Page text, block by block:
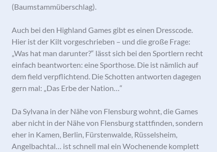
(Baumstammüberschlag).
Auch bei den Highland Games gibt es einen Dresscode.
Hier ist der Kilt vorgeschrieben – und die große Frage:
„Was hat man darunter?“ lässt sich bei den Sportlern recht
einfach beantworten: eine Sporthose. Die ist nämlich auf
dem field verpflichtend. Die Schotten antworten dagegen
gern mal: „Das Erbe der Nation…“
Da Sylvana in der Nähe von Flensburg wohnt, die Games
aber nicht in der Nähe von Flensburg stattfinden, sondern
eher in Kamen, Berlin, Fürstenwalde, Rüsselsheim,
Angelbachtal… ist schnell mal ein Wochenende komplett